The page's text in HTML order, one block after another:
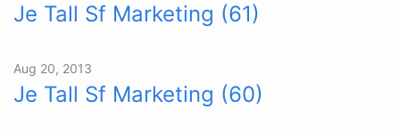
Je Tall Sf Marketing (61)
Aug 20, 2013
Je Tall Sf Marketing (60)